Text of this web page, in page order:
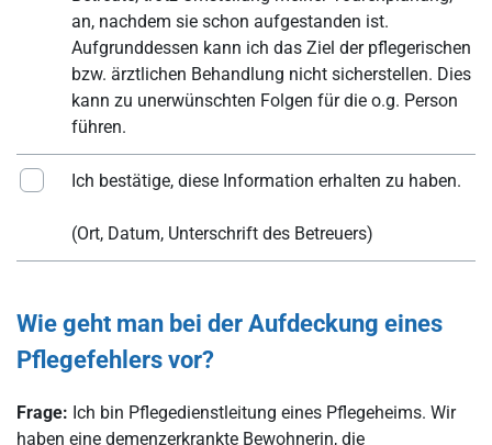
an, nachdem sie schon aufgestanden ist.
Aufgrunddessen kann ich das Ziel der pflegerischen
bzw. ärztlichen Behandlung nicht sicherstellen. Dies
kann zu unerwünschten Folgen für die o.g. Person
führen.
Ich bestätige, diese Information erhalten zu haben.
(Ort, Datum, Unterschrift des Betreuers)
Wie geht man bei der Aufdeckung eines
Pflegefehlers vor?
Frage: Ich bin Pflegedienstleitung eines Pflegeheims. Wir
haben eine demenzerkrankte Bewohnerin, die